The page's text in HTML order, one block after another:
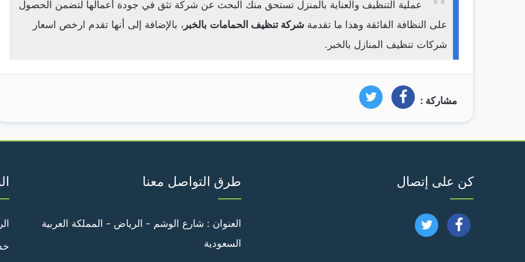
عملية التنظيف والعناية بالمنزل تستحق منك البحث عن شركة تثق في جودة أعمالها لتضمن الحصول
على النظافة الفائقة وهذا ما تقدمة شركة تنظيف الحمامات بالخبر ، بالإضافة إلى أنها تقدم ارخص اسعار
شركات تنظيف المنازل بالخبر.
مشاركة : فيسبوك تويتر
كن على إتصال
تابعنا تابعنا
طرق التواصل معنا
العنوان : شارع الوشم - الرياض - المملكة العربية
السعودية